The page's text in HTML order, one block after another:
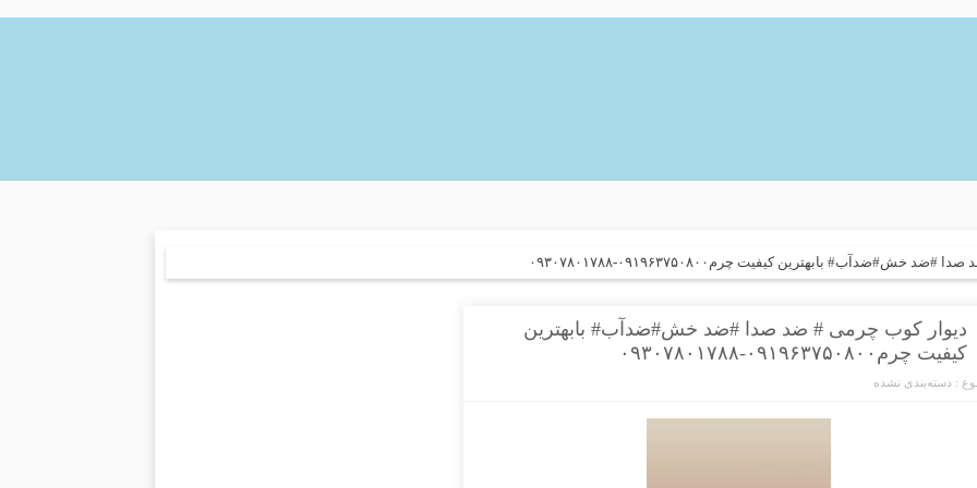
خش#ضدآب# بابهترین کیفیت چرم۰۹۱۹۶۳۷۵۰۸۰۰-۰۹۳۰۷۸۰۱۷۸۸
دیوار کوب چرمی # ضد صدا #ضد خش#ضدآب# بابهترین
کیفیت چرم۰۹۱۹۶۳۷۵۰۸۰۰-۰۹۳۰۷۸۰۱۷۸۸
: دسته‌بندی نشده